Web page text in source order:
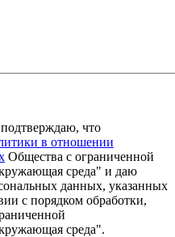
что
в отношении
Общества с ограниченной
среда" и даю
данных, указанных
с порядком обработки,
среда".